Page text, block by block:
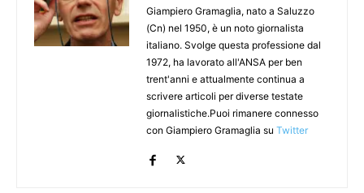
Giampiero Gramaglia, nato a Saluzzo
(Cn) nel 1950, è un noto giornalista
italiano. Svolge questa professione dal
1972, ha lavorato all'ANSA per ben
trent'anni e attualmente continua a
scrivere articoli per diverse testate
giornalistiche.Puoi rimanere connesso
con Giampiero Gramaglia su Twitter